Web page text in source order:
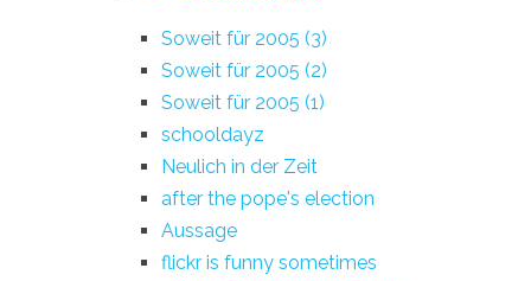
Soweit für 2005 (3)
Soweit für 2005 (2)
Soweit für 2005 (1)
schooldayz
Neulich in der Zeit
after the pope's election
Aussage
flickr is funny sometimes